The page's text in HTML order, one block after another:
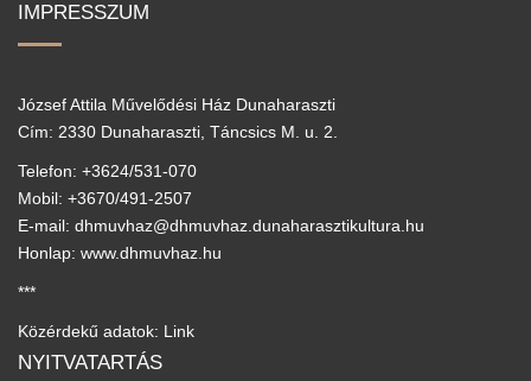
IMPRESSZUM
József Attila Művelődési Ház Dunaharaszti
Cím: 2330 Dunaharaszti, Táncsics M. u. 2.
Telefon: +3624/531-070
Mobil: +3670/491-2507
E-mail: dhmuvhaz@dhmuvhaz.dunaharasztikultura.hu
Honlap: www.dhmuvhaz.hu
***
Közérdekű adatok: Link
NYITVATARTÁS